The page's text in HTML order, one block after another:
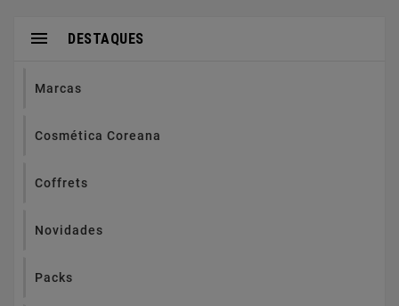
DESTAQUES

Marcas
Cosmética Coreana
Coffrets
Novidades
Packs